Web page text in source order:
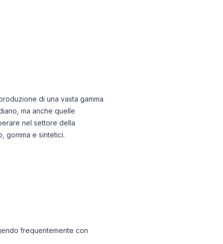
di una vasta gamma
ma anche quelle
nel settore della
gomma e sintetici.
frequentemente con